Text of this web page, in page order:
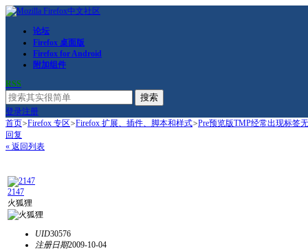
论坛
Firefox 桌面版
Firefox for Android
附加组件
RSS
搜索
登录注册
首页>Firefox 专区>Firefox 扩展、插件、脚本和样式>Pre预览版TMP经常出现标签
回复
« 返回列表
2147
火狐狸
UID30576
注册日期2009-10-04